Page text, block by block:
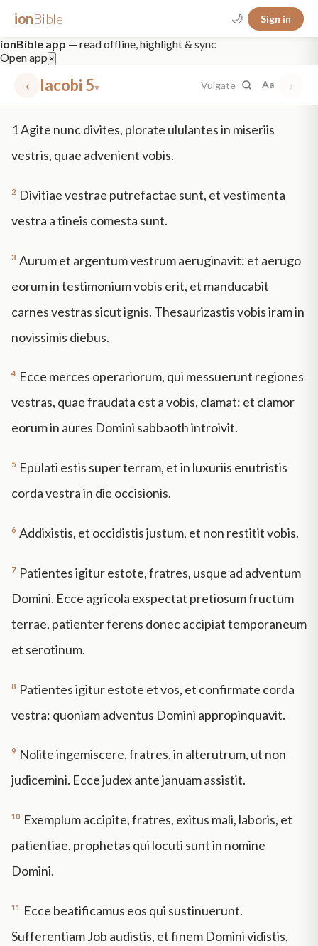
ionBible 🌙 Sign in
ionBible app — read offline, highlight & sync
Open app ×
‹ Iacobi 5▾ Vulgate Aa ›
✕
mt 5 nt faith "peace that passeth"
1Agite nunc divites, plorate ululantes in miseriis
vestris, quae advenient vobis.
2 Divitiae vestrae putrefactae sunt, et vestimenta
vestra a tineis comesta sunt.
3 Aurum et argentum vestrum aeruginavit: et aerugo
eorum in testimonium vobis erit, et manducabit
carnes vestras sicut ignis. Thesaurizastis vobis iram in
novissimis diebus.
4 Ecce merces operariorum, qui messuerunt regiones
vestras, quae fraudata est a vobis, clamat: et clamor
eorum in aures Domini sabbaoth introivit.
5 Epulati estis super terram, et in luxuriis enutristis
corda vestra in die occisionis.
6 Addixistis, et occidistis justum, et non restitit vobis.
7 Patientes igitur estote, fratres, usque ad adventum
Domini. Ecce agricola exspectat pretiosum fructum
terrae, patienter ferens donec accipiat temporaneum
et serotinum.
8 Patientes igitur estote et vos, et confirmate corda
vestra: quoniam adventus Domini appropinquavit.
9 Nolite ingemiscere, fratres, in alterutrum, ut non
judicemini. Ecce judex ante januam assistit.
10 Exemplum accipite, fratres, exitus mali, laboris, et
patientiae, prophetas qui locuti sunt in nomine
Domini.
11
Ecce beatificamus eos qui sustinuerunt.
Sufferentiam Job audistis, et finem Domini vidistis,